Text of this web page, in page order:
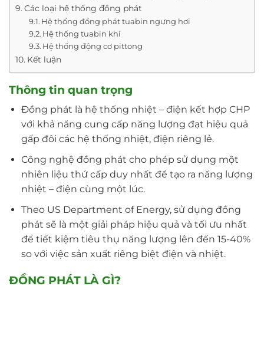
Các loại hệ thống đồng phát
Hệ thống đồng phát tuabin ngưng hơi
Hệ thống tuabin khí
Hệ thống động cơ pittong
Kết luận
Thông tin quan trọng
Đồng phát là hệ thống nhiệt – điện kết hợp CHP
với khả năng cung cấp năng lượng đạt hiệu quả
gấp đôi các hệ thống nhiệt, điện riêng lẻ.
Công nghệ đồng phát cho phép sử dụng một
nhiên liệu thứ cấp duy nhất để tạo ra năng lượng
nhiệt – điện cùng một lúc.
Theo US Department of Energy, sử dụng đồng
phát sẽ là một giải pháp hiệu quả và tối ưu nhất
để tiết kiệm tiêu thụ năng lượng lên đến 15-40%
so với việc sản xuất riêng biệt điện và nhiệt.
ĐỒNG PHÁT LÀ GÌ?